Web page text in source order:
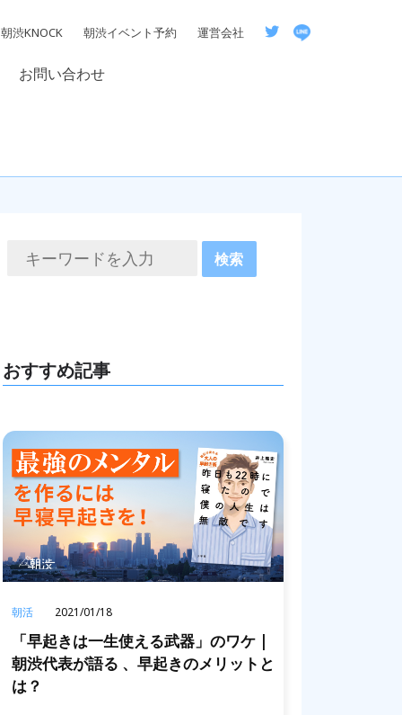
朝渋KNOCK 朝渋イベント予約 運営会社
お問い合わせ
おすすめ記事
朝活2021/01/18
「早起きは一生使える武器」のワケ |
朝渋代表が語る 、早起きのメリットと
は？